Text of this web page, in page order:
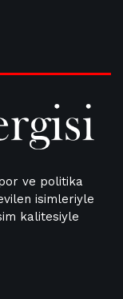
ve politika
isimleriyle
kalitesiyle